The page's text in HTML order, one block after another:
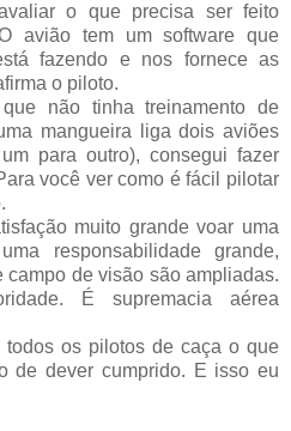
o que precisa ser feito
avião tem um software que
fazendo e nos fornece as
o piloto.
não tinha treinamento de
mangueira liga dois aviões
para outro), consegui fazer
você ver como é fácil pilotar
muito grande voar uma
responsabilidade grande,
de visão são ampliadas.
É supremacia aérea
todos os pilotos de caça o que
de dever cumprido. E isso eu